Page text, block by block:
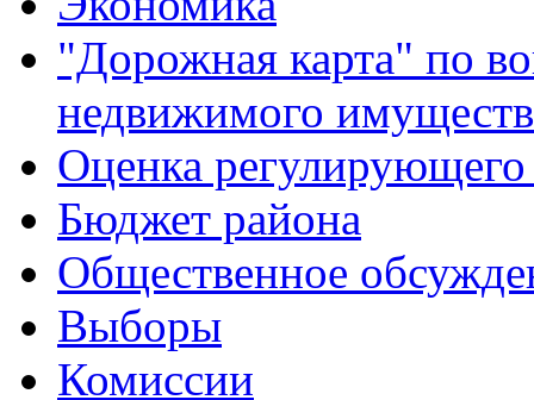
"Дорожная карта" по
недвижимого
Оценка регулирующего
Бюджет района
Общественное
Выборы
Комиссии